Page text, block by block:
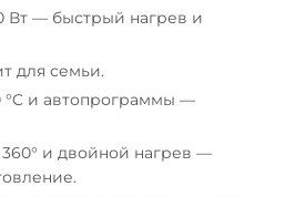
Вт — быстрый нагрев и
для семьи.
°C и автопрограммы —
и двойной нагрев —